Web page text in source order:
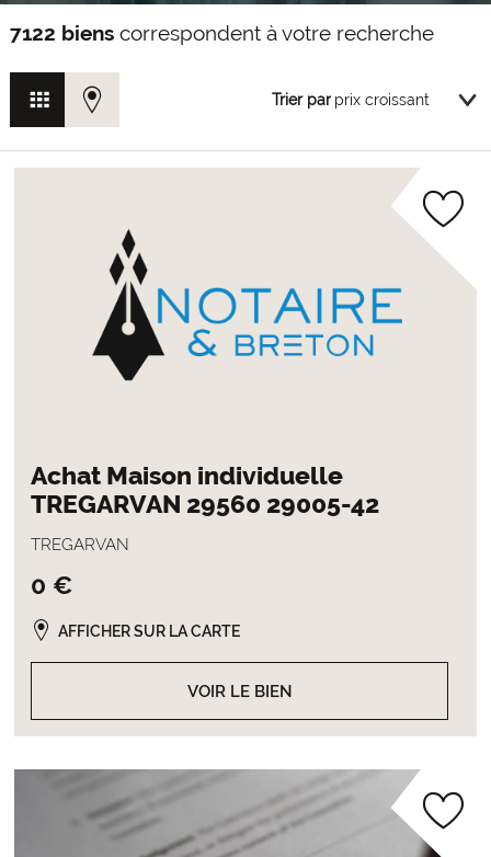
7122 bienscorrespondent à votre recherche
Trier par
Achat Maison individuelle
TREGARVAN 29560 29005-42
TREGARVAN
0 €
VOIR LE BIEN
AFFICHER SUR LA CARTE